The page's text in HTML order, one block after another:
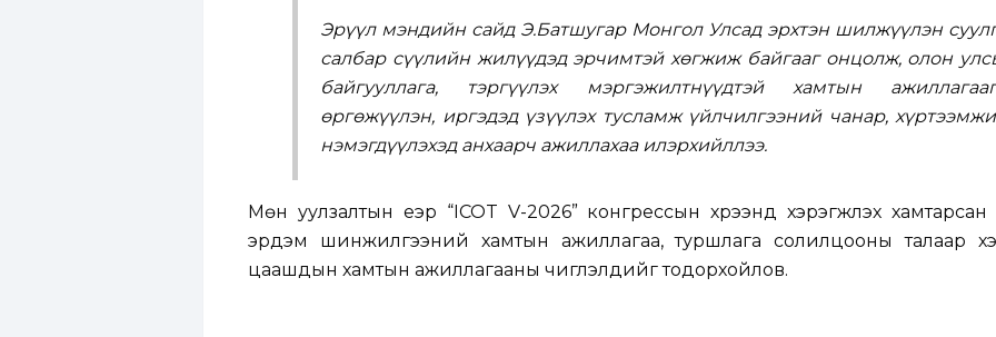
Эрүүл мэндийн сайд Э.Батшугар Монгол Улсад эрхтэн шилжүүлэн
салбар сүүлийн жилүүдэд эрчимтэй хөгжиж байгааг онцолж, олон
байгууллага, тэргүүлэх мэргэжилтнүүдтэй хамтын
өргөжүүлэн, иргэдэд үзүүлэх тусламж үйлчилгээний чанар,
нэмэгдүүлэхэд анхаарч ажиллахаа илэрхийллээ.
Мөн уулзалтын үеэр “ICOT V-2026” конгрессын хүрээнд хэрэгжүүлэх хамтарсан
эрдэм шинжилгээний хамтын ажиллагаа, туршлага солилцооны талаар
цаашдын хамтын ажиллагааны чиглэлүүдийг тодорхойлов.